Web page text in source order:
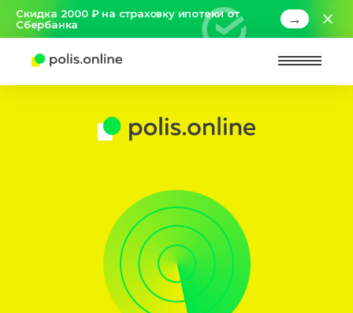
Скидка 2000 ₽ на страховку ипотеки от
Сбербанка
→